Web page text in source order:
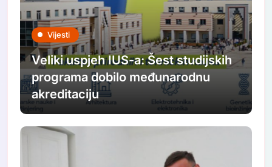
Vijesti
Veliki uspjeh IUS-a: Šest studijskih
programa dobilo međunarodnu
akreditaciju